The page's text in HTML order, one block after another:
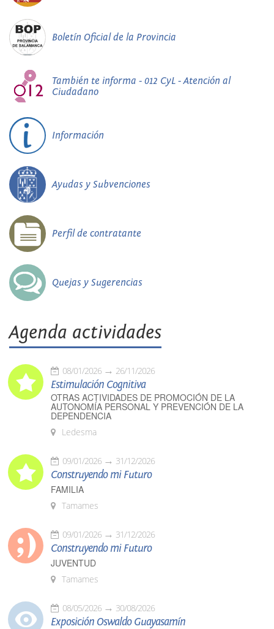
Boletín Oficial de la Provincia
También te informa - 012 CyL - Atención al
Ciudadano
Información
Ayudas y Subvenciones
Perfil de contratante
Quejas y Sugerencias
Agenda actividades
08/01/2026 26/11/2026
Estimulación Cognitiva
OTRAS ACTIVIDADES DE PROMOCIÓN DE LA
AUTONOMÍA PERSONAL Y PREVENCIÓN DE LA
DEPENDENCIA
Ledesma
09/01/2026 31/12/2026
Construyendo mi Futuro
FAMILIA
Tamames
09/01/2026 31/12/2026
Construyendo mi Futuro
JUVENTUD
Tamames
08/05/2026 30/08/2026
Exposición Oswaldo Guayasamín